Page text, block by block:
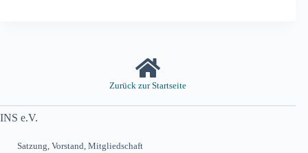
Zurück zur Startseite
INS e.V.
Satzung, Vorstand, Mitgliedschaft